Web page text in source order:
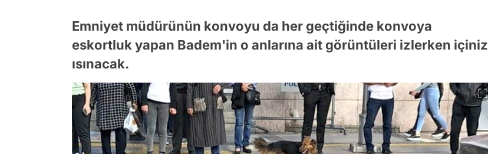
Emniyet müdürünün konvoyu da her geçtiğinde konvoya
eskortluk yapan Badem'in o anlarına ait görüntüleri izlerken içiniz
ısınacak.